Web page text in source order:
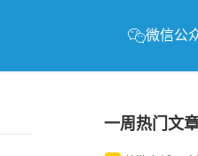
微信公
一周热门文